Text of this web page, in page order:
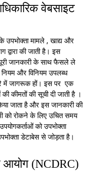
वेबसाइट
मामले , खाद्य और
द्वारा की जाती है। इस
जानकारी के साथ फैसले ले
और विनियम उपलब्ध
में जागरूक हों। इस पर एक
कीमतों की सूची दी जाती है ।
जाता है और इस जानकारी की
को रोकने के लिए उचित समय
को उपभोक्ता
डेटाबेस से जोड़ता है।
आयोग (NCDRC)